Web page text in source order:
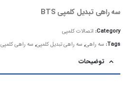
سه راهی تبدیل کلمپی BTS
Category: اتصالات کلمپی
Tags: سه راهی, سه راهی تبدیل کلمپی, سه راهی کلمپی
توضیحات